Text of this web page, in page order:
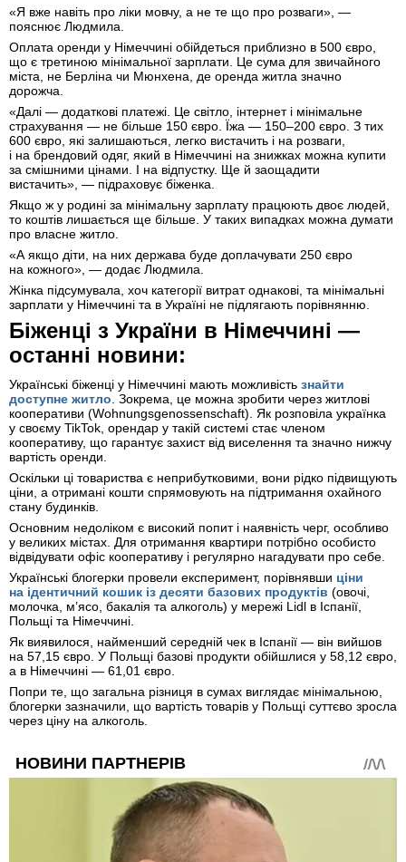
«Я вже навіть про ліки мовчу, а не те що про розваги», —
пояснює Людмила.
Оплата оренди у Німеччині обійдеться приблизно в 500 євро,
що є третиною мінімальної зарплати. Це сума для звичайного
міста, не Берліна чи Мюнхена, де оренда житла значно
дорожча.
«Далі — додаткові платежі. Це світло, інтернет і мінімальне
страхування — не більше 150 євро. Їжа — 150–200 євро. З тих
600 євро, які залишаються, легко вистачить і на розваги,
і на брендовий одяг, який в Німеччині на знижках можна купити
за смішними цінами. І на відпустку. Ще й заощадити
вистачить», — підраховує біженка.
Якщо ж у родині за мінімальну зарплату працюють двоє людей,
то коштів лишається ще більше. У таких випадках можна думати
про власне житло.
«А якщо діти, на них держава буде доплачувати 250 євро
на кожного», — додає Людмила.
Жінка підсумувала, хоч категорії витрат однакові, та мінімальні
зарплати у Німеччині та в Україні не підлягають порівнянню.
Біженці з України в Німеччині —
останні новини:
Українські біженці у Німеччині мають можливість знайти
доступне житло. Зокрема, це можна зробити через житлові
кооперативи (Wohnungsgenossenschaft). Як розповіла українка
у своєму TikTok, орендар у такій системі стає членом
кооперативу, що гарантує захист від виселення та значно нижчу
вартість оренди.
Оскільки ці товариства є неприбутковими, вони рідко підвищують
ціни, а отримані кошти спрямовують на підтримання охайного
стану будинків.
Основним недоліком є високий попит і наявність черг, особливо
у великих містах. Для отримання квартири потрібно особисто
відвідувати офіс кооперативу і регулярно нагадувати про себе.
Українські блогерки провели експеримент, порівнявши ціни
на ідентичний кошик із десяти базових продуктів (овочі,
молочка, м’ясо, бакалія та алкоголь) у мережі Lidl в Іспанії,
Польщі та Німеччині.
Як виявилося, найменший середній чек в Іспанії — він вийшов
на 57,15 євро. У Польщі базові продукти обійшлися у 58,12 євро,
а в Німеччині — 61,01 євро.
Попри те, що загальна різниця в сумах виглядає мінімальною,
блогерки зазначили, що вартість товарів у Польщі суттєво зросла
через ціну на алкоголь.